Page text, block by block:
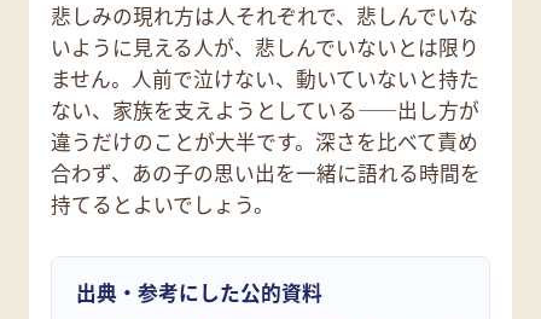
悲しみの現れ方は人それぞれで、悲しんでいな
いように見える人が、悲しんでいないとは限り
ません。人前で泣けない、動いていないと持た
ない、家族を支えようとしている——出し方が
違うだけのことが大半です。深さを比べて責め
合わず、あの子の思い出を一緒に語れる時間を
持てるとよいでしょう。
出典・参考にした公的資料